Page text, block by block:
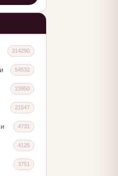
314290
54532
23950
21547
4731
4125
3751